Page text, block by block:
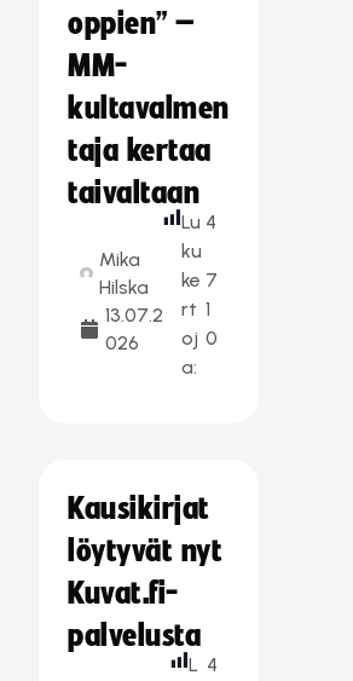
oppien” –
MM-
kultavalmen
taja kertaa
taivaltaan
Mika
Hilska
13.07.2
026
Lu
ku
ke
rt
oj
a:
4
7
1
0
Kausikirjat
löytyvät nyt
Kuvat.fi-
palvelusta
L 4